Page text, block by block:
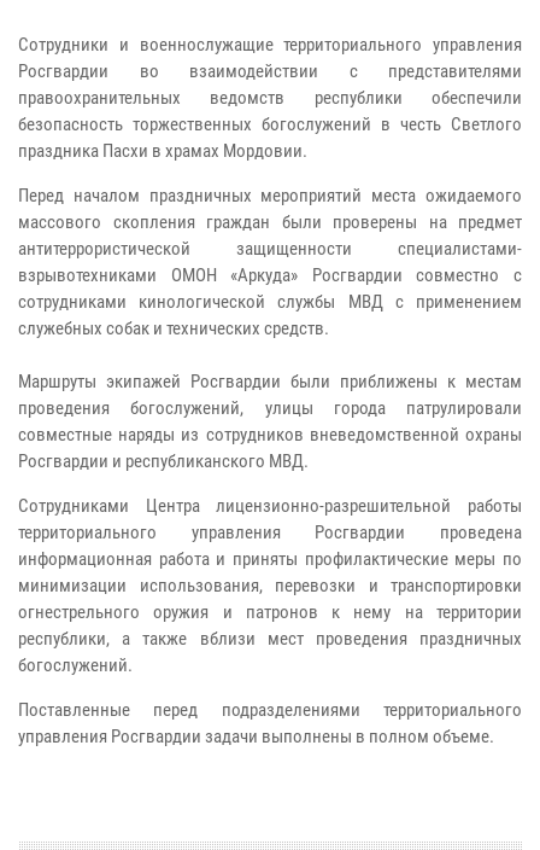
Сотрудники и военнослужащие территориального управления
Росгвардии во взаимодействии с представителями
правоохранительных ведомств республики обеспечили
безопасность торжественных богослужений в честь Светлого
праздника Пасхи в храмах Мордовии.
Перед началом праздничных мероприятий места ожидаемого
массового скопления граждан были проверены на предмет
антитеррористической защищенности специалистами-
взрывотехниками ОМОН «Аркуда» Росгвардии совместно с
сотрудниками кинологической службы МВД с применением
служебных собак и технических средств.
Маршруты экипажей Росгвардии были приближены к местам
проведения богослужений, улицы города патрулировали
совместные наряды из сотрудников вневедомственной охраны
Росгвардии и республиканского МВД.
Сотрудниками Центра лицензионно-разрешительной работы
территориального управления Росгвардии проведена
информационная работа и приняты профилактические меры по
минимизации использования, перевозки и транспортировки
огнестрельного оружия и патронов к нему на территории
республики, а также вблизи мест проведения праздничных
богослужений.
Поставленные перед подразделениями территориального
управления Росгвардии задачи выполнены в полном объеме.